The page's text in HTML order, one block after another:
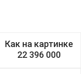
Как на картинке
22 396 000